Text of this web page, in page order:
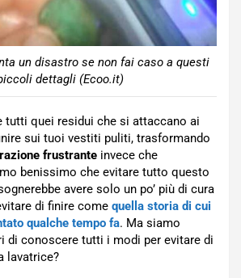
un disastro se non fai caso a questi
dettagli (Ecoo.it)
tutti quei residui che si attaccano ai
sui tuoi vestiti puliti, trasformando
frustrante invece che
benissimo che evitare tutto questo
avere solo un po’ più di cura
di finire come quella storia di cui
qualche tempo fa. Ma siamo
di conoscere tutti i modi per evitare di
lavatrice?